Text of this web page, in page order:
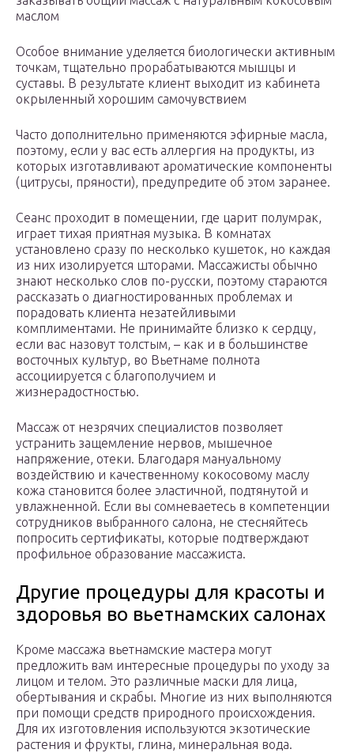
маслом
Особое внимание уделяется биологически активным
точкам, тщательно прорабатываются мышцы и
суставы. В результате клиент выходит из кабинета
окрыленный хорошим самочувствием
Часто дополнительно применяются эфирные масла,
поэтому, если у вас есть аллергия на продукты, из
которых изготавливают ароматические компоненты
(цитрусы, пряности), предупредите об этом заранее.
Сеанс проходит в помещении, где царит полумрак,
играет тихая приятная музыка. В комнатах
установлено сразу по несколько кушеток, но каждая
из них изолируется шторами. Массажисты обычно
знают несколько слов по-русски, поэтому стараются
рассказать о диагностированных проблемах и
порадовать клиента незатейливыми
комплиментами. Не принимайте близко к сердцу,
если вас назовут толстым, – как и в большинстве
восточных культур, во Вьетнаме полнота
ассоциируется с благополучием и
жизнерадостностью.
Массаж от незрячих специалистов позволяет
устранить защемление нервов, мышечное
напряжение, отеки. Благодаря мануальному
воздействию и качественному кокосовому маслу
кожа становится более эластичной, подтянутой и
увлажненной. Если вы сомневаетесь в компетенции
сотрудников выбранного салона, не стесняйтесь
попросить сертификаты, которые подтверждают
профильное образование массажиста.
Другие процедуры для красоты и
здоровья во вьетнамских салонах
Кроме массажа вьетнамские мастера могут
предложить вам интересные процедуры по уходу за
лицом и телом. Это различные маски для лица,
обертывания и скрабы. Многие из них выполняются
при помощи средств природного происхождения.
Для их изготовления используются экзотические
растения и фрукты, глина, минеральная вода.